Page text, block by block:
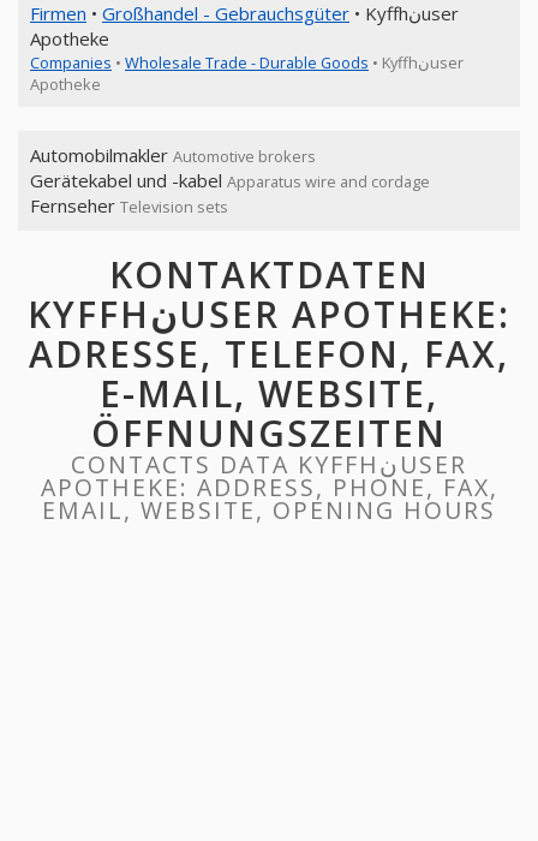
Firmen • Großhandel - Gebrauchsgüter • Kyffhنuser
Apotheke
Companies • Wholesale Trade - Durable Goods • Kyffhنuser
Apotheke
Automobilmakler Automotive brokers
Gerätekabel und -kabel Apparatus wire and cordage
Fernseher Television sets
KONTAKTDATEN
KYFFHنUSER APOTHEKE:
ADRESSE, TELEFON, FAX,
E-MAIL, WEBSITE,
ÖFFNUNGSZEITEN
CONTACTS DATA KYFFHنUSER
APOTHEKE: ADDRESS, PHONE, FAX,
EMAIL, WEBSITE, OPENING HOURS